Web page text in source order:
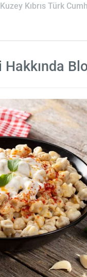
Kuzey Kıbrıs Türk